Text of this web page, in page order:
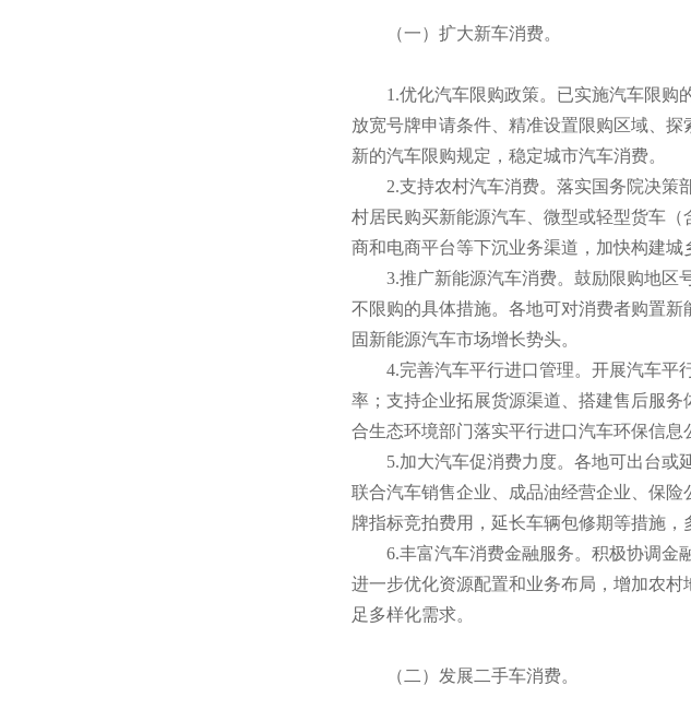
（一）扩大新车消费。
1.优化汽车限购政策。已实施汽车限购的
放宽号牌申请条件、精准设置限购区域、
新的汽车限购规定，稳定城市汽车消费。
2.支持农村汽车消费。落实国务院决策部
村居民购买新能源汽车、微型或轻型货车
商和电商平台等下沉业务渠道，加快构建城
3.推广新能源汽车消费。鼓励限购地区号
不限购的具体措施。各地可对消费者购置
固新能源汽车市场增长势头。
4.完善汽车平行进口管理。开展汽车平行
率；支持企业拓展货源渠道、搭建售后服
合生态环境部门落实平行进口汽车环保信息
5.加大汽车促消费力度。各地可出台或延
联合汽车销售企业、成品油经营企业、保
牌指标竞拍费用，延长车辆包修期等措施，
6.丰富汽车消费金融服务。积极协调金融
进一步优化资源配置和业务布局，增加农
足多样化需求。
（二）发展二手车消费。